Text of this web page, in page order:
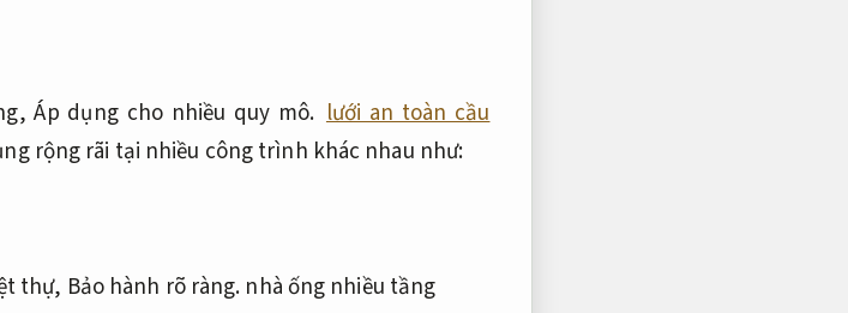
Áp dụng cho nhiều quy mô. lưới an toàn cầu
rộng rãi tại nhiều công trình khác nhau như:
thự, Bảo hành rõ ràng. nhà ống nhiều tầng